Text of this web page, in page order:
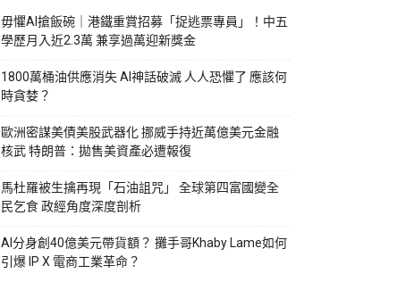
毋懼AI搶飯碗｜港鐵重賞招募「捉逃票專員」！中五
學歷月入近2.3萬 兼享過萬迎新獎金
1800萬桶油供應消失 AI神話破滅 人人恐懼了 應該何
時貪婪？
歐洲密謀美債美股武器化 挪威手持近萬億美元金融
核武 特朗普：拋售美資產必遭報復
馬杜羅被生擒再現「石油詛咒」 全球第四富國變全
民乞食 政經角度深度剖析
AI分身創40億美元帶貨額？ 攤手哥Khaby Lame如何
引爆 IP X 電商工業革命？